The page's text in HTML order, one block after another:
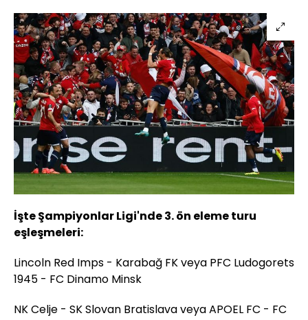
İşte Şampiyonlar Ligi'nde 3. ön eleme turu
eşleşmeleri:
Lincoln Red Imps - Karabağ FK veya PFC Ludogorets
1945 - FC Dinamo Minsk
NK Celje - SK Slovan Bratislava veya APOEL FC - FC